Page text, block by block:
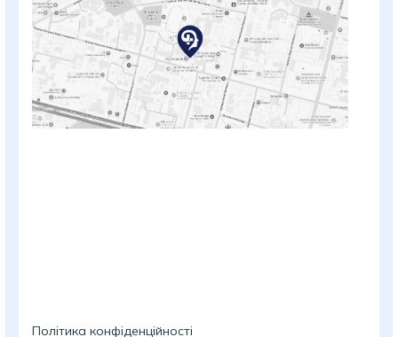
Політика конфіденційності